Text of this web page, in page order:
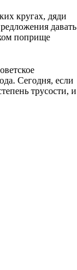
кругах, дяди
давать
поприще
Сегодня, если
трусости, и